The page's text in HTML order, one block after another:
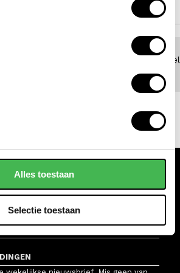
Alles toestaan
Selectie toestaan
NAAR BOVEN
per week bereikbaar) of zoek een winkel